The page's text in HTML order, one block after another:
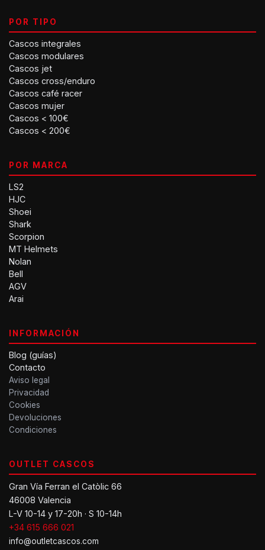
POR TIPO
Cascos integrales
Cascos modulares
Cascos jet
Cascos cross/enduro
Cascos café racer
Cascos mujer
Cascos < 100€
Cascos < 200€
POR MARCA
LS2
HJC
Shoei
Shark
Scorpion
MT Helmets
Nolan
Bell
AGV
Arai
INFORMACIÓN
Blog (guías)
Contacto
Aviso legal
Privacidad
Cookies
Devoluciones
Condiciones
OUTLET CASCOS
Gran Vía Ferran el Catòlic 66
46008 Valencia
L-V 10-14 y 17-20h · S 10-14h
+34 615 666 021
info@outletcascos.com